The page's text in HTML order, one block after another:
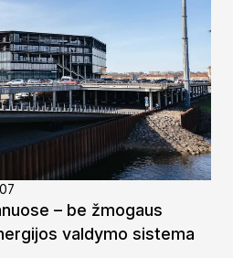
– be žmogaus
valdymo sistema